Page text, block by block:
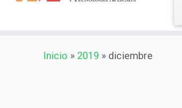
Inicio » 2019 » diciembre